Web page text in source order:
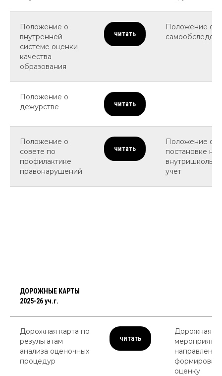
Положение о
внутренней
системе оценки
качества
образования
читать
Положение о
Положение о
дежурстве
читать
Положение о
совете по
профилактике
правонарушений
читать
Положение о
постановке на
учет
ДОРОЖНЫЕ КАРТЫ
2025-26 уч.г.
Дорожная карта по
результатам
анализа оценочных
процедур
читать
Дорожная
мероприятий
оценку